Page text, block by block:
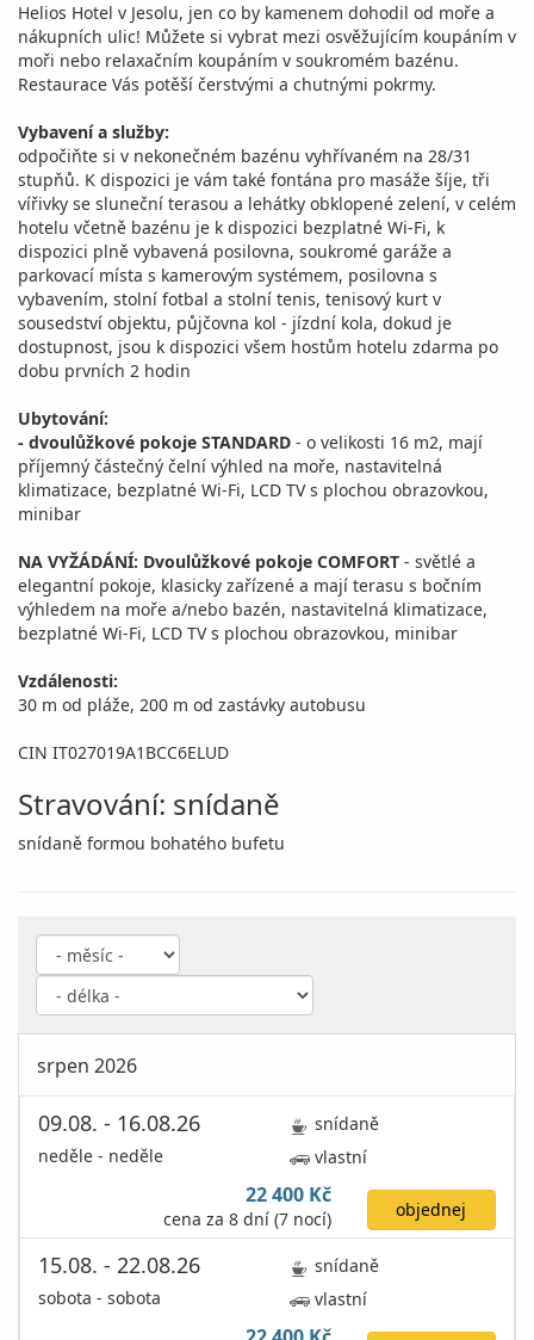
Helios Hotel v Jesolu, jen co by kamenem dohodil od moře a
nákupních ulic! Můžete si vybrat mezi osvěžujícím koupáním v
moři nebo relaxačním koupáním v soukromém bazénu.
Restaurace Vás potěší čerstvými a chutnými pokrmy.
Vybavení a služby:
odpočiňte si v nekonečném bazénu vyhřívaném na 28/31
stupňů. K dispozici je vám také fontána pro masáže šíje, tři
vířivky se sluneční terasou a lehátky obklopené zelení, v celém
hotelu včetně bazénu je k dispozici bezplatné Wi-Fi, k
dispozici plně vybavená posilovna, soukromé garáže a
parkovací místa s kamerovým systémem, posilovna s
vybavením, stolní fotbal a stolní tenis, tenisový kurt v
sousedství objektu, půjčovna kol - jízdní kola, dokud je
dostupnost, jsou k dispozici všem hostům hotelu zdarma po
dobu prvních 2 hodin
Ubytování:
- dvoulůžkové pokoje STANDARD - o velikosti 16 m2, mají
příjemný částečný čelní výhled na moře, nastavitelná
klimatizace, bezplatné Wi-Fi, LCD TV s plochou obrazovkou,
minibar
NA VYŽÁDÁNÍ: Dvoulůžkové pokoje COMFORT - světlé a
elegantní pokoje, klasicky zařízené a mají terasu s bočním
výhledem na moře a/nebo bazén, nastavitelná klimatizace,
bezplatné Wi-Fi, LCD TV s plochou obrazovkou, minibar
Vzdálenosti:
30 m od pláže, 200 m od zastávky autobusu
CIN IT027019A1BCC6ELUD
Stravování: snídaně
snídaně formou bohatého bufetu
srpen 2026
09.08. - 16.08.26
neděle - neděle
snídaně
vlastní
22 400 Kč
cena za 8 dní (7 nocí) objednej
15.08. - 22.08.26
sobota - sobota
snídaně
vlastní